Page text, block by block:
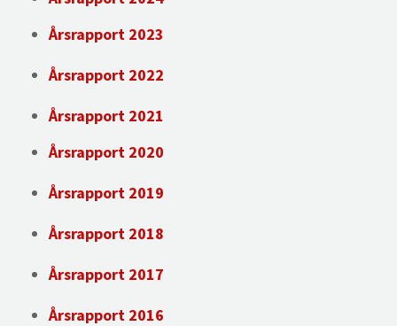
Årsrapport 2023
Årsrapport 2022
Årsrapport 2021
Årsrapport 2020
Årsrapport 2019
Årsrapport 2018
Årsrapport 2017
Årsrapport 2016